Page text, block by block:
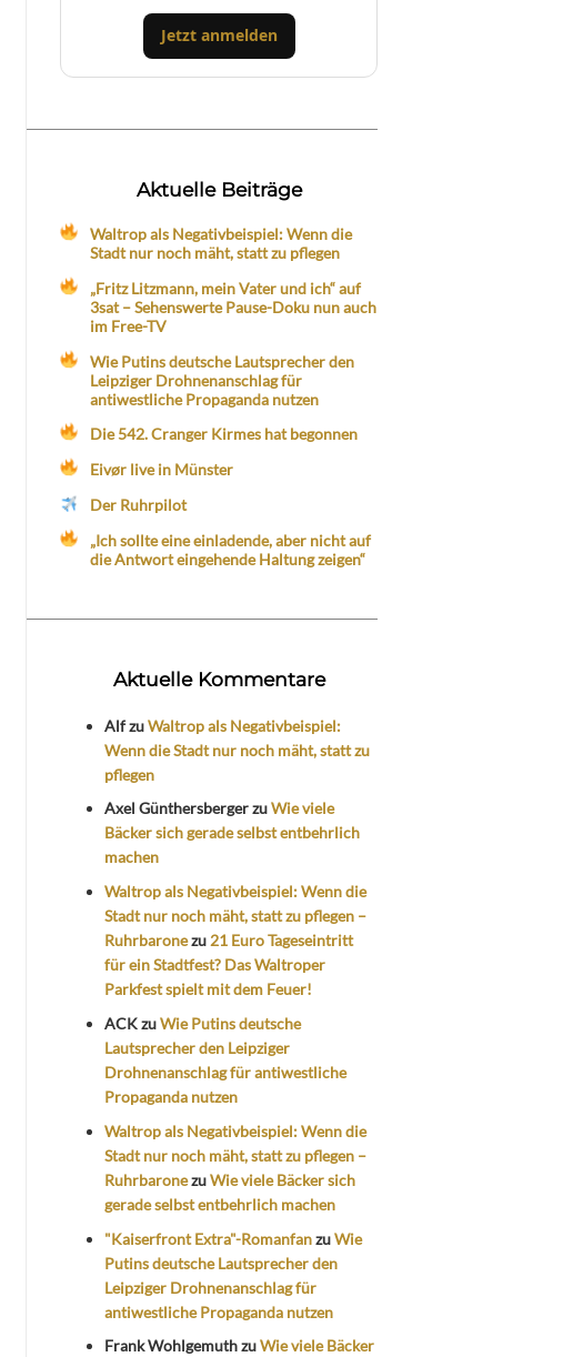
Jetzt anmelden
Aktuelle Beiträge
Waltrop als Negativbeispiel: Wenn die
Stadt nur noch mäht, statt zu pflegen
„Fritz Litzmann, mein Vater und ich“ auf
3sat – Sehenswerte Pause-Doku nun auch
im Free-TV
Wie Putins deutsche Lautsprecher den
Leipziger Drohnenanschlag für
antiwestliche Propaganda nutzen
Die 542. Cranger Kirmes hat begonnen
Eivør live in Münster
Der Ruhrpilot
„Ich sollte eine einladende, aber nicht auf
die Antwort eingehende Haltung zeigen“
Aktuelle Kommentare
AlfzuWaltrop als Negativbeispiel:
Wenn die Stadt nur noch mäht, statt zu
pflegen
Axel GünthersbergerzuWie viele
Bäcker sich gerade selbst entbehrlich
machen
Waltrop als Negativbeispiel: Wenn die
Stadt nur noch mäht, statt zu pflegen –
Ruhrbaronezu 21 Euro Tageseintritt
für ein Stadtfest? Das Waltroper
Parkfest spielt mit dem Feuer!
ACKzuWie Putins deutsche
Lautsprecher den Leipziger
Drohnenanschlag für antiwestliche
Propaganda nutzen
Waltrop als Negativbeispiel: Wenn die
Stadt nur noch mäht, statt zu pflegen –
RuhrbaronezuWie viele Bäcker sich
gerade selbst entbehrlich machen
"Kaiserfront Extra"-RomanfanzuWie
Putins deutsche Lautsprecher den
Leipziger Drohnenanschlag für
antiwestliche Propaganda nutzen
Frank WohlgemuthzuWie viele Bäcker